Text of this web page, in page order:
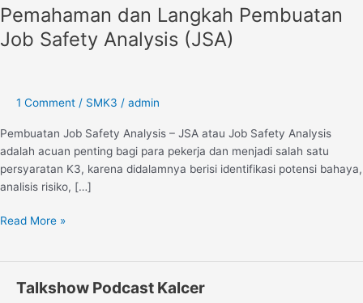
Pemahaman dan Langkah Pembuatan
Job Safety Analysis (JSA)
1 Comment / SMK3 / admin
Pembuatan Job Safety Analysis – JSA atau Job Safety Analysis
adalah acuan penting bagi para pekerja dan menjadi salah satu
persyaratan K3, karena didalamnya berisi identifikasi potensi bahaya,
analisis risiko, […]
Langkah
Pembuatan
Job
(JSA)
Read More »
Talkshow Podcast Kalcer